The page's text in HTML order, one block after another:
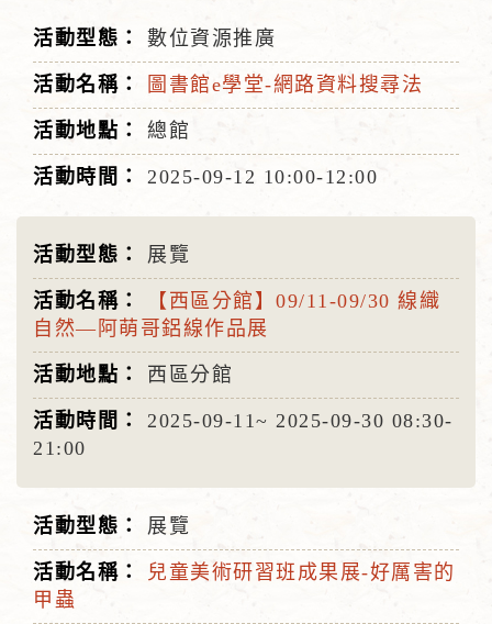
數位資源推廣
圖書館e學堂-網路資料搜尋法
總館
2025-09-12 10:00-12:00
展覽
【西區分館】09/11-09/30 線織
自然—阿萌哥鋁線作品展
西區分館
2025-09-11~ 2025-09-30 08:30-
21:00
展覽
兒童美術研習班成果展-好厲害的
甲蟲